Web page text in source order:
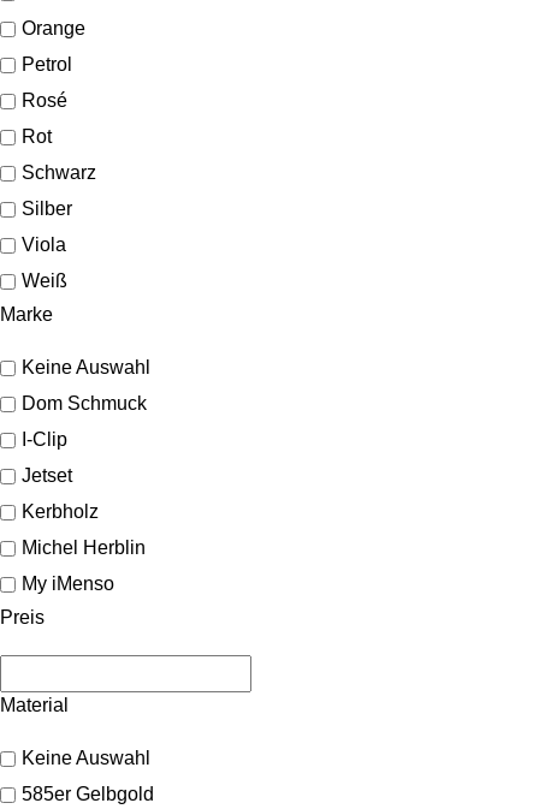
Orange
Petrol
Rosé
Rot
Schwarz
Silber
Viola
Weiß
Marke
Keine Auswahl
Dom Schmuck
I-Clip
Jetset
Kerbholz
Michel Herblin
My iMenso
Preis
Material
Keine Auswahl
585er Gelbgold